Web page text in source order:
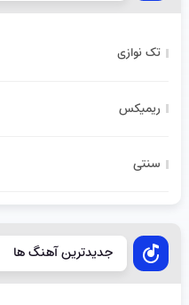
تک نوازی
ریمیکس
سنتی
جدیدترین آهنگ ها